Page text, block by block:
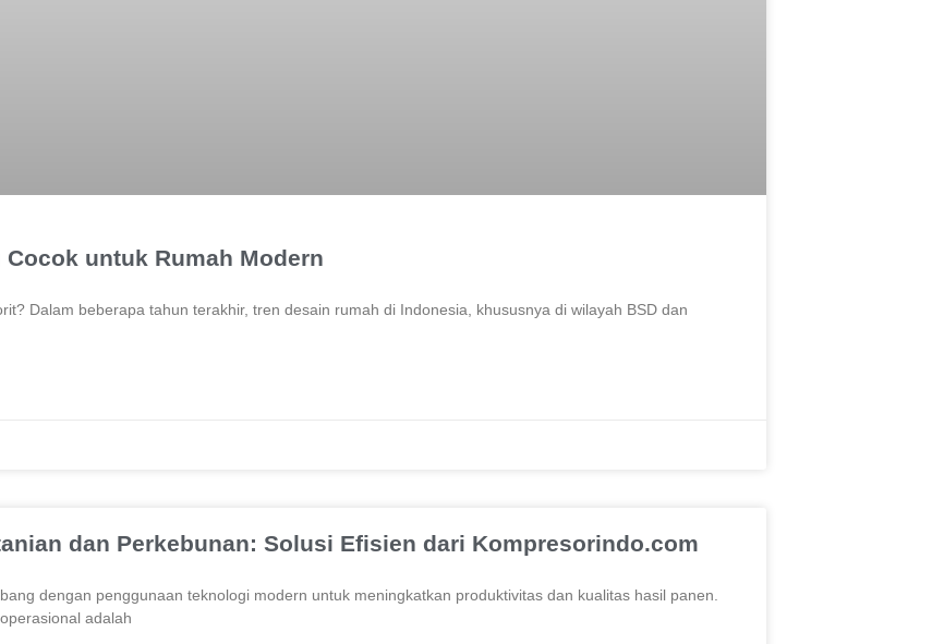
untuk Rumah Modern
Dalam beberapa tahun terakhir, tren desain rumah di Indonesia, khususnya di wilayah BSD dan
dan Perkebunan: Solusi Efisien dari Kompresorindo.com
dengan penggunaan teknologi modern untuk meningkatkan produktivitas dan kualitas hasil panen.
adalah